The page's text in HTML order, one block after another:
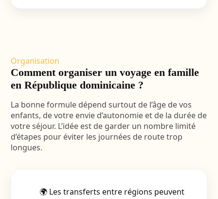
Organisation
Comment organiser un voyage en famille
en République dominicaine ?
La bonne formule dépend surtout de l’âge de vos
enfants, de votre envie d’autonomie et de la durée de
votre séjour. L’idée est de garder un nombre limité
d’étapes pour éviter les journées de route trop
longues.
🌍 Les transferts entre régions peuvent